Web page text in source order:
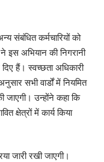
संबंधित कर्मचारियों को
इस अभियान की निगरानी
हैं। स्वच्छता अधिकारी
सभी वार्डों में नियमित
जाएगी। उन्होंने कहा कि
क्षेत्रों में कार्य किया
जारी रखी जाएगी।